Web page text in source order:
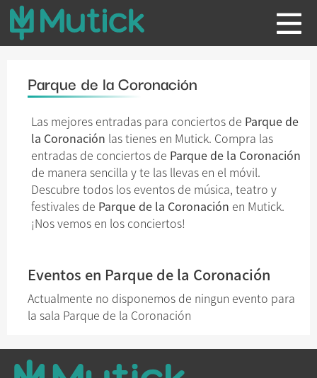
Parque de la Coronación
Las mejores entradas para conciertos de Parque de
la Coronación las tienes en Mutick. Compra las
entradas de conciertos de Parque de la Coronación
de manera sencilla y te las llevas en el móvil.
Descubre todos los eventos de música, teatro y
festivales de Parque de la Coronación en Mutick.
¡Nos vemos en los conciertos!
Eventos en Parque de la Coronación
Actualmente no disponemos de ningun evento para
la sala Parque de la Coronación